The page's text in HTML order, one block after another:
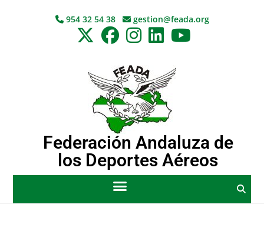
954 32 54 38 gestion@feada.org
Federación Andaluza de
los Deportes Aéreos